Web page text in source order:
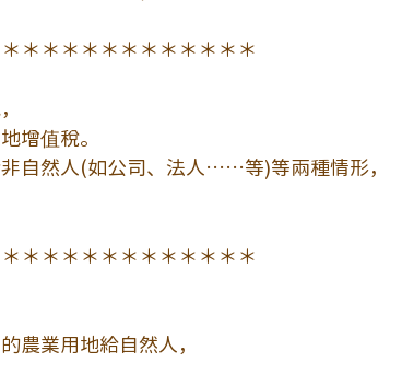
＊＊＊＊＊＊＊＊＊＊＊＊
增值稅。
自然人(如公司、法人……等)等兩種情形，
＊＊＊＊＊＊＊＊＊＊＊＊
農業用地給自然人，